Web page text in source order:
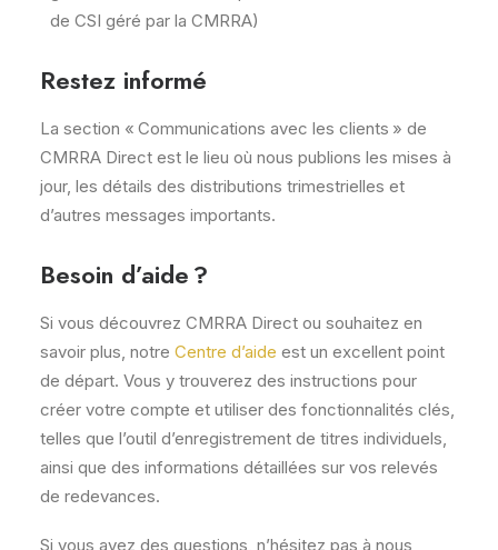
de CSI géré par la CMRRA)
Restez informé
La section « Communications avec les clients » de
CMRRA Direct est le lieu où nous publions les mises à
jour, les détails des distributions trimestrielles et
d’autres messages importants.
Besoin d’aide ?
Si vous découvrez CMRRA Direct ou souhaitez en
savoir plus, notre Centre d’aide est un excellent point
de départ. Vous y trouverez des instructions pour
créer votre compte et utiliser des fonctionnalités clés,
telles que l’outil d’enregistrement de titres individuels,
ainsi que des informations détaillées sur vos relevés
de redevances.
Si vous avez des questions, n’hésitez pas à nous